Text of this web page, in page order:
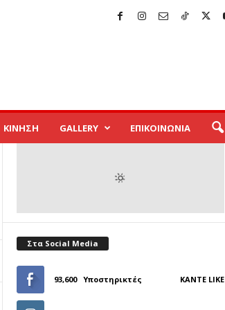
ΚΙΝΗΣΗ GALLERY ΕΠΙΚΟΙΝΩΝΙΑ
Στα Social Media
93,600 Υποστηρικτές ΚΆΝΤΕ LIKE